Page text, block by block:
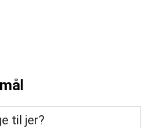
til jer?